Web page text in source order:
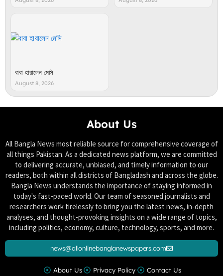
বাবা হারালেন মেসি
August 8, 2026
About Us
All Bangla News most reliable source for comprehensive coverage of
all things Pakistan. As a dedicated news platform, we are committed
to delivering accurate, unbiased, and timely information to our
readers, both within all districts of Bangladash and across the globe.
Bangla News understands the importance of staying informed in
today's fast-paced world. Our team of seasoned journalists and
researchers work tirelessly to bring you the latest news, in-depth
analyses, and thought-provoking insights on a wide range of topics,
including politics, economy, culture, technology, sports, and more.
news@allonlinebanglanewspapers.com
About Us Privacy Policy Contact Us